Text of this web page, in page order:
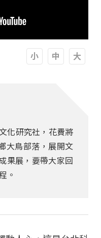
化研究社，花費將
大鳥部落，展開文
果展，要帶大家回
。